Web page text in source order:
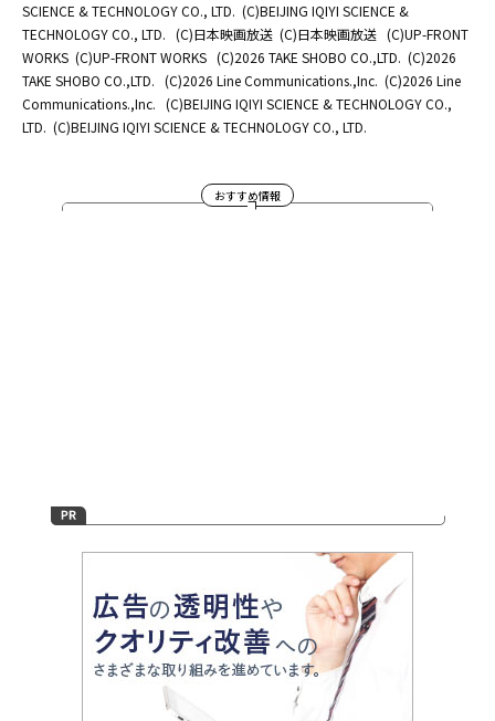
SCIENCE & TECHNOLOGY CO., LTD. (C)BEIJING IQIYI SCIENCE &
TECHNOLOGY CO., LTD. (C)日本映画放送 (C)日本映画放送 (C)UP-FRONT
WORKS (C)UP-FRONT WORKS (C)2026 TAKE SHOBO CO.,LTD. (C)2026
TAKE SHOBO CO.,LTD. (C)2026 Line Communications.,Inc. (C)2026 Line
Communications.,Inc. (C)BEIJING IQIYI SCIENCE & TECHNOLOGY CO.,
LTD. (C)BEIJING IQIYI SCIENCE & TECHNOLOGY CO., LTD.
おすすめ情報